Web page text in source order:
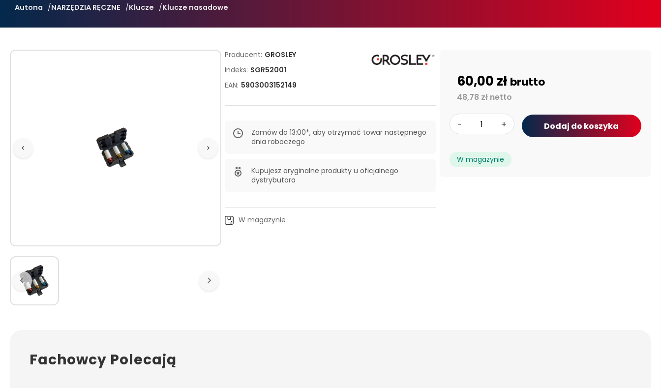
Autona NARZĘDZIA RĘCZNE Klucze Klucze nasadowe
Producent: GROSLEY
Indeks: SGR52001
EAN: 5903003152149
Zamów do 13:00*, aby otrzymać towar następnego
dnia roboczego
Kupujesz oryginalne produkty u oficjalnego
dystrybutora
W magazynie
60,00 złbrutto
48,78 zł netto
- + Dodaj do koszyka
W magazynie
Fachowcy Polecają